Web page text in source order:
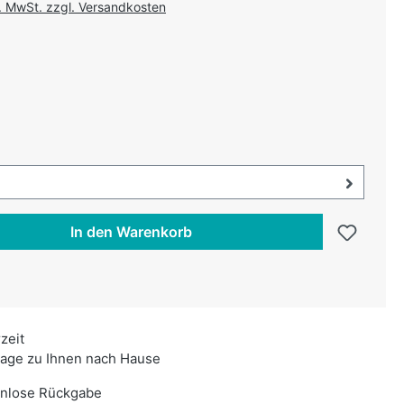
MwSt. zzgl. Versandkosten
öffnen, aktuell ausgewählt:
In den Warenkorb
zu Ihnen nach Hause
Rückgabe